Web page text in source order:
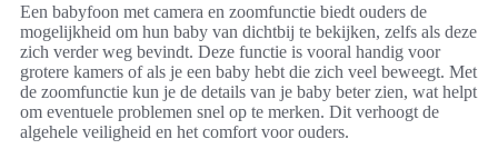
Een babyfoon met camera en zoomfunctie biedt ouders de
mogelijkheid om hun baby van dichtbij te bekijken, zelfs als deze
zich verder weg bevindt. Deze functie is vooral handig voor
grotere kamers of als je een baby hebt die zich veel beweegt. Met
de zoomfunctie kun je de details van je baby beter zien, wat helpt
om eventuele problemen snel op te merken. Dit verhoogt de
algehele veiligheid en het comfort voor ouders.